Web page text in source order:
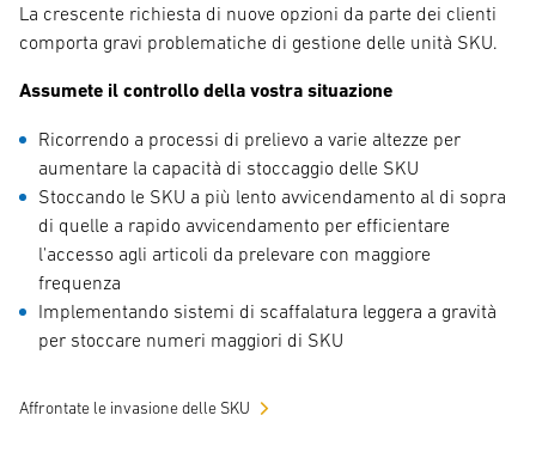
La crescente richiesta di nuove opzioni da parte dei clienti
comporta gravi problematiche di gestione delle unità SKU.
Assumete il controllo della vostra situazione
Ricorrendo a processi di prelievo a varie altezze per
aumentare la capacità di stoccaggio delle SKU
Stoccando le SKU a più lento avvicendamento al di sopra
di quelle a rapido avvicendamento per efficientare
l'accesso agli articoli da prelevare con maggiore
frequenza
Implementando sistemi di scaffalatura leggera a gravità
per stoccare numeri maggiori di SKU
Affrontate le invasione delle SKU